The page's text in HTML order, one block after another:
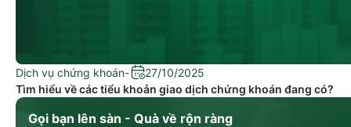
Gọi bạn lên sàn - Quà về rộn ràng
Dịch vụ chứng khoán-
27/10/2025
Tìm hiểu về các tiểu khoản giao dịch chứng khoán đang có?